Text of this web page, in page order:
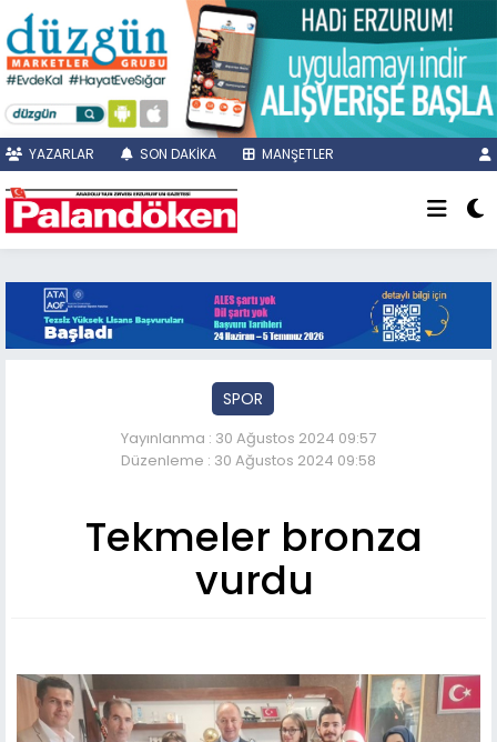
YAZARLAR SON DAKİKA MANŞETLER
SPOR
Yayınlanma : 30 Ağustos 2024 09:57
Düzenleme : 30 Ağustos 2024 09:58
Tekmeler bronza
vurdu